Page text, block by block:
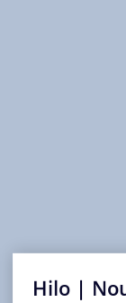
Hilo |